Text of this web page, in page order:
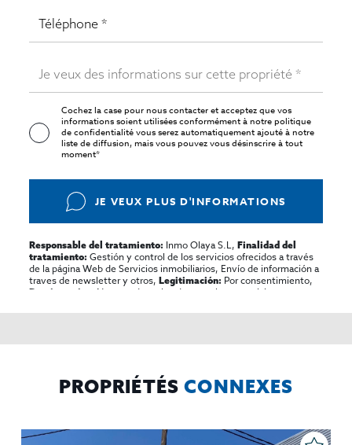
Cochez la case pour nous contacter et acceptez que vos
informations soient utilisées conformément à notrepolitique
de confidentialitévous serez automatiquement ajouté à notre
liste de diffusion, mais vous pouvez vous désinscrire à tout
moment*
JE VEUX PLUS D'INFORMATIONS
Responsable del tratamiento: Inmo Olaya S.L,Finalidad del
tratamiento: Gestión y control de los servicios ofrecidos a través
de la página Web de Servicios inmobiliarios, Envío de información a
traves de newsletter y otros,Legitimación: Por consentimiento,
Destinatarios:
No se cederan los datos, salvo para elaborar
rectificar y suprimir los datos, solicitar la portabilidad de los
PROPRIÉTÉS CONNEXES